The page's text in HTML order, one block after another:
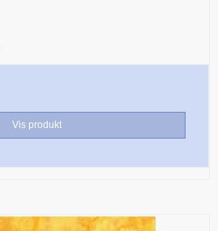
Vis produkt